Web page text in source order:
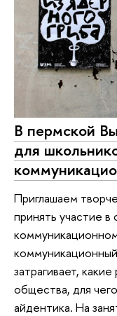
В пермской
для
Приглашаем
принять участие
затрагивает,
общества, для
айдентика. На